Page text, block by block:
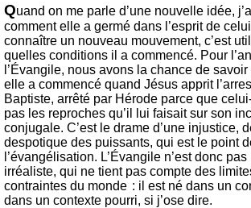
Quand on me parle d’une nouvelle idée,
comment elle a germé dans l’esprit de
connaître un nouveau mouvement, c’est
quelles conditions il a commencé. Pour
l’Évangile, nous avons la chance de
elle a commencé quand Jésus apprit
Baptiste, arrêté par Hérode parce que
pas les reproches qu’il lui faisait sur son
conjugale. C’est le drame d’une injustice,
despotique des puissants, qui est le point
l’évangélisation. L’Évangile n’est donc
irréaliste, qui ne tient pas compte des
contraintes du monde : il est né dans un
dans un contexte pourri, si j’ose dire.